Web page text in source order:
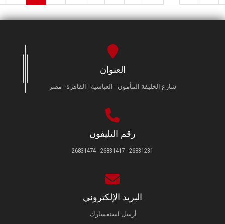
العنوان
شارع الخليفة المأمون - العباسية - القاهرة - مصر
رقم التليفون
26831231 - 26831417 - 26831474
البريد الإلكتروني
أرسل استفسارك.